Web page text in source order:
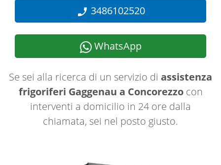
3486102520
WhatsApp
Se sei alla ricerca di un servizio di assistenza
frigoriferi Gaggenau a Concorezzocon
interventi a domicilio in 24 ore dalla
chiamata, sei nel posto giusto.